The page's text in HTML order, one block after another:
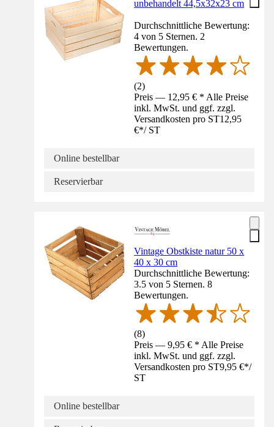
unbehandelt 44,5x32x23 cm
Durchschnittliche Bewertung:
4 von 5 Sternen. 2
Bewertungen.
(2)
Preis — 12,95 € * Alle Preise
inkl. MwSt. und ggf. zzgl.
Versandkosten pro ST12,95
€*/ ST
Online bestellbar
Reservierbar
Vintage Obstkiste natur 50 x
40 x 30 cm
Durchschnittliche Bewertung:
3.5 von 5 Sternen. 8
Bewertungen.
(8)
Preis — 9,95 € * Alle Preise
inkl. MwSt. und ggf. zzgl.
Versandkosten pro ST9,95 €*/
ST
Online bestellbar